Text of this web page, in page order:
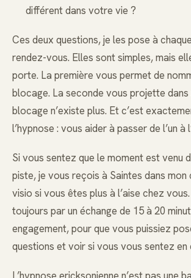
différent dans votre vie ?
Ces deux questions, je les pose à
rendez-vous. Elles sont simples, mais
porte. La première vous permet de
blocage. La seconde vous projette
blocage n’existe plus. Et c’est
l’hypnose : vous aider à passer de l’un à
Si vous sentez que le moment est venu
piste, je vous reçois à Saintes dans mon
visio si vous êtes plus à l’aise chez
toujours par un échange de 15 à 20
engagement, pour que vous puissiez
questions et voir si vous vous sentez en